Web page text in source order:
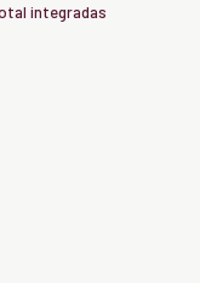
integradas